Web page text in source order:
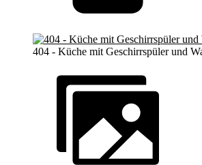
404 - Küche mit Geschirrspüler und